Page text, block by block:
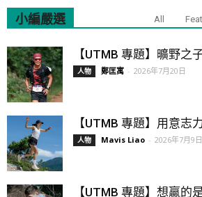
小編嚴選 All
【UTMB 專題】曠野之
人物 鄭匡寓 - 2026年7月20日
【UTMB 專題】用意志
人物 Mavis Liao - 2026年7月9日
【UTMB 專題】想贏的